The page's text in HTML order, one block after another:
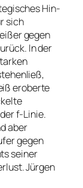
Hin-
sich
gegen
In der
eroberte
f-Linie.
aber
gegen
seiner
Jürgen